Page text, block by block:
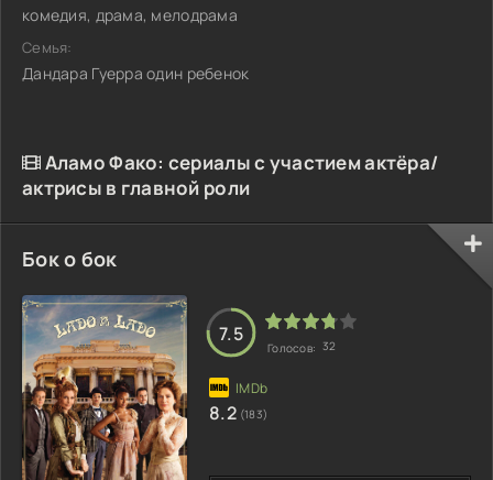
комедия, драма, мелодрама
Семья:
Дандара Гуерра один ребенок
Аламо Фако: сериалы с участием актёра/
актрисы в главной роли
Бок о бок
7.5
Голосов: 32
8.2 (183)